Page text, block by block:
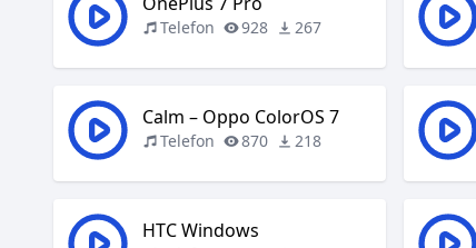
Telefon 928 267
Calm – Oppo ColorOS 7
Telefon 870 218
HTC Windows